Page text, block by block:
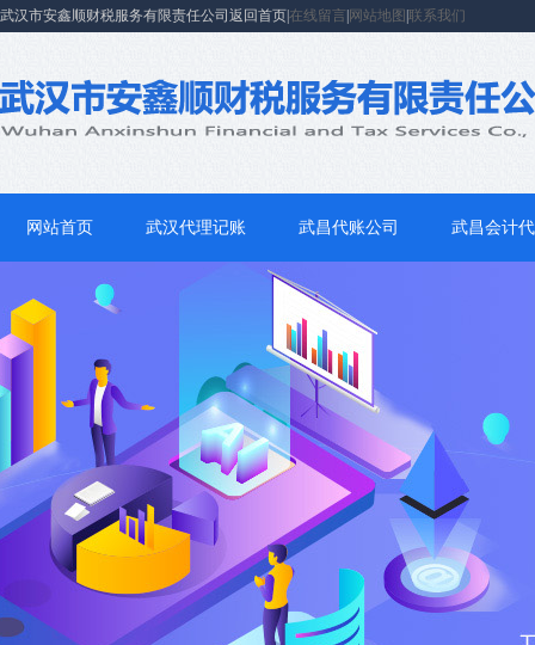
武汉市安鑫顺财税服务有限责任公司返回首页|在线留言 网站地图 联系我们
网站首页 武汉代理记账 武昌代账公司 武昌会计
联系我们